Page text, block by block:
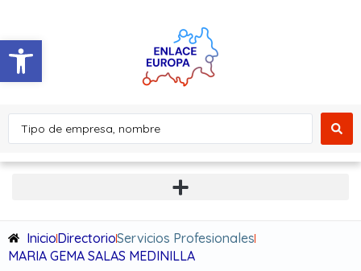
Abrir barra de herramientas
InicioDirectorioServicios Profesionales
MARIA GEMA SALAS MEDINILLA